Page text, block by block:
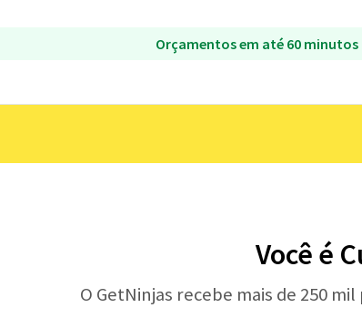
Orçamentos em até 60 minutos
Você é
O GetNinjas recebe mais de 250